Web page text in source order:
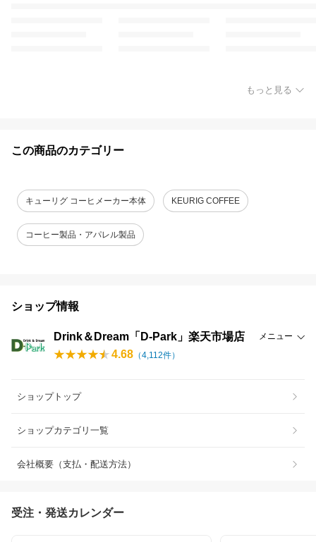
もっと見る
この商品のカテゴリー
キューリグ コーヒメーカー本体 KEURIG COFFEE
コーヒー製品・アパレル製品
ショップ情報
Drink＆Dream「D-Park」楽天市場店 メニュー
4.68 （4,112件）
ショップトップ
ショップカテゴリ一覧
会社概要（支払・配送方法）
受注・発送カレンダー